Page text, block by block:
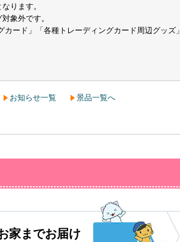
ります。
象外です。
ード」「各種トレーディングカード周辺グッズ」
ます。
す。
お知らせ一覧 景品一覧へ
家までお届け